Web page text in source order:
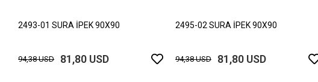
2493-01 SURA İPEK 90X90
94,38 USD 81,80 USD
2495-02 SURA İPEK 90X90
94,38 USD 81,80 USD